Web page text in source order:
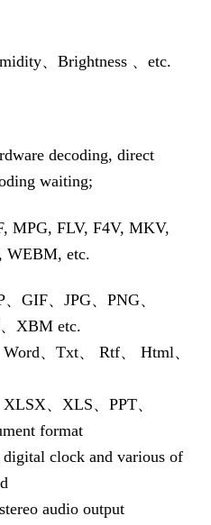
、Brightness 、etc.
decoding, direct
waiting;
MPG, FLV, F4V, MKV,
WEBM, etc.
GIF、JPG、PNG、
XBM etc.
、Txt、 Rtf、 Html、
、XLS、PPT、
format
clock and various of
audio output